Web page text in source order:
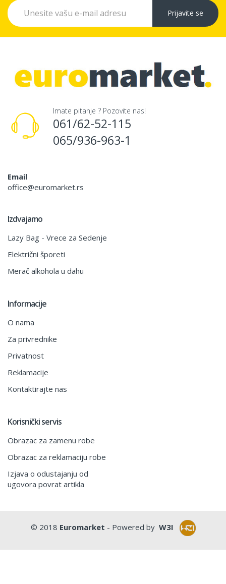
Prijavite se
Imate pitanje ? Pozovite nas!
061/62-52-115
065/936-963-1
Email
office@euromarket.rs
Izdvajamo
Lazy Bag - Vrece za Sedenje
Električni šporeti
Merač alkohola u dahu
Informacije
O nama
Za privrednike
Privatnost
Reklamacije
Kontaktirajte nas
Korisnički servis
Obrazac za zamenu robe
Obrazac za reklamaciju robe
Izjava o odustajanju od
ugovora povrat artikla
© 2018 Euromarket - Powered by W3I